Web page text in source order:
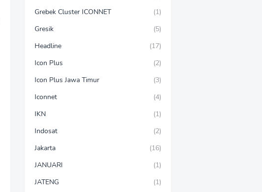
Grebek Cluster ICONNET
(1)
Gresik
(5)
Headline
(17)
Icon Plus
(2)
Icon Plus Jawa Timur
(3)
Iconnet
(4)
IKN
(1)
Indosat
(2)
Jakarta
(16)
JANUARI
(1)
JATENG
(1)